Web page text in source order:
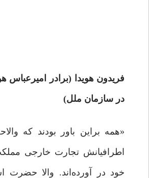
فریدون هویدا (برادر امیرعباس
در سازمان ملل)
«همه براین باور بودند که
اطرافیانش تجارت خارجی
خود در آورده‌اند. والا حضرت